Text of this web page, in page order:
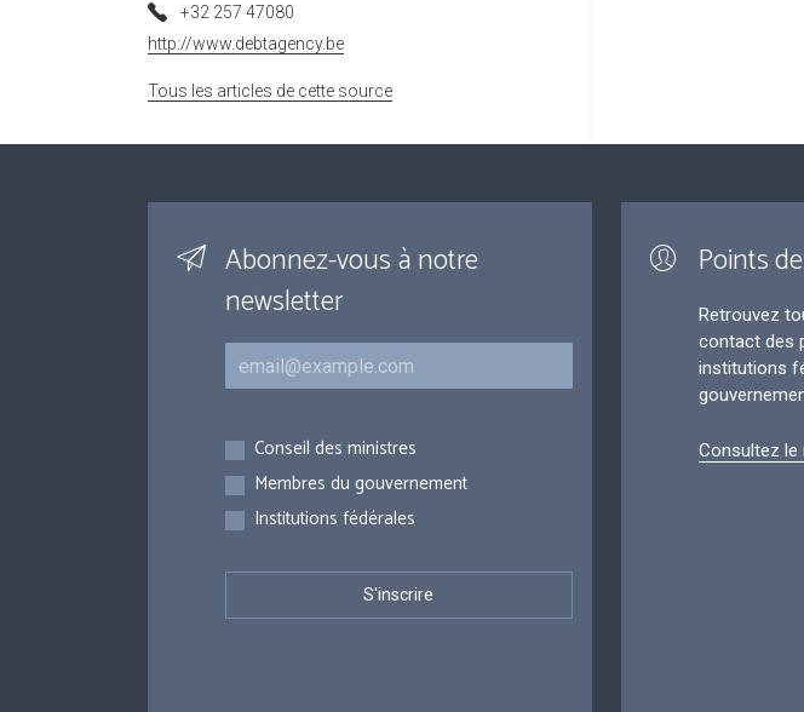
+32 257 47080
http://www.debtagency.be
Tous les articles de cette source
Abonnez-vous à notre
newsletter
Courriel
Inscriptions
Conseil des ministres
Membres du gouvernement
Institutions fédérales
Points
Retrouvez
contact des
institutions
Consultez le